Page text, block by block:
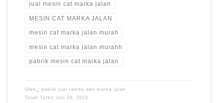
jual mesin cat marka jalan
MESIN CAT MARKA JALAN
mesin cat marka jalan murah
mesin cat marka jalan murahh
pabrik mesin cat marka jalan
Oleh␣ pabrik jual rambu dan marka jalan
Telah Terbit Juli 18, 2023